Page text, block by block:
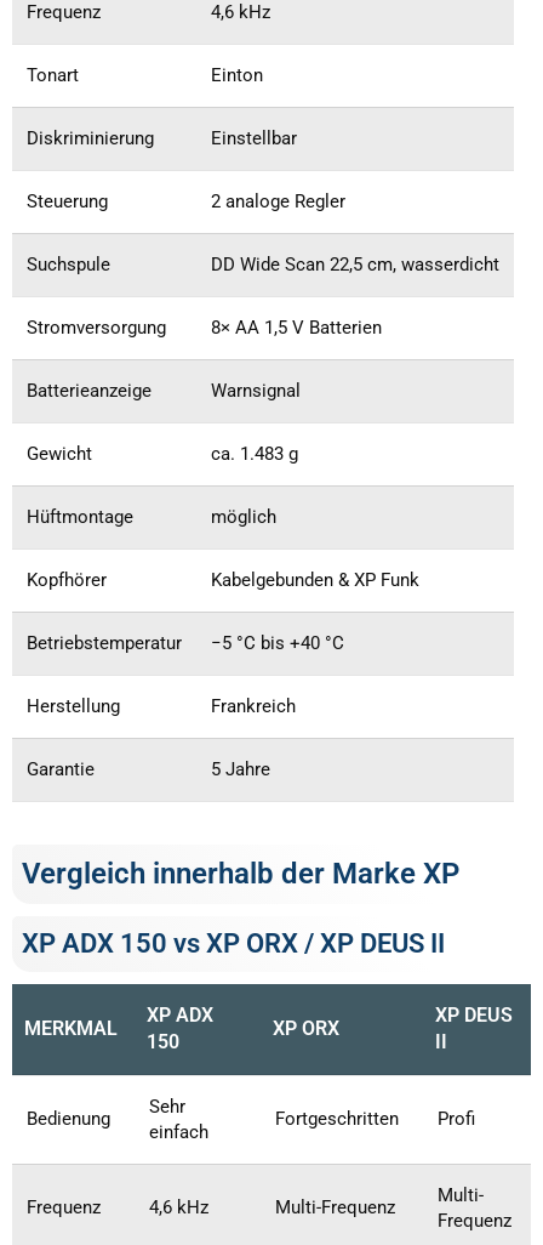
Frequenz 4,6 kHz
Tonart Einton
Diskriminierung Einstellbar
Steuerung 2 analoge Regler
Suchspule DD Wide Scan 22,5 cm, wasserdicht
Stromversorgung 8× AA 1,5 V Batterien
Batterieanzeige Warnsignal
Gewicht ca. 1.483 g
Hüftmontage möglich
Kopfhörer Kabelgebunden & XP Funk
Betriebstemperatur −5 °C bis +40 °C
Herstellung Frankreich
Garantie 5 Jahre
Vergleich innerhalb der Marke XP
XP ADX 150 vs XP ORX / XP DEUS II
MERKMAL
XP ADX
150
XP ORX
XP DEUS
Bedienung
Sehr
einfach
Fortgeschritten Profi
Frequenz 4,6 kHz Multi-Frequenz
Multi-
Frequenz